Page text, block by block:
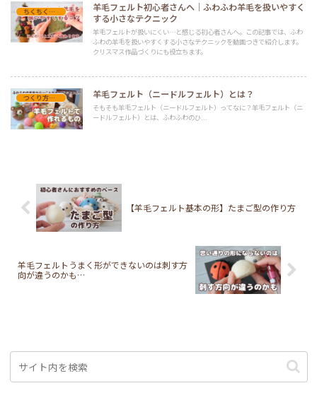
ちくちくのヒント（テクニック系）
羊毛フェルト初心者さんへ｜ふわふわ羊毛を扱いやすく
する小さなテクニック
羊毛フェルトが扱いにくい…と感じる初心者さんへ。この記事では、ふわ
ふわの羊毛を扱いやすくする小さなテクニックを動画つきで紹介します。
クリスマス作品づくりにも役立ちます。
つくり方・コツ 羊毛フェルト（ニードルフェルト）とは？
そもそも羊毛フェルト（ニードルフェルト）ってなに？羊毛フェルト（ニ
ードルフェルト）とは、ふわふわのひ...
【羊毛フェルト基本の形】たまご型の作り方
羊毛フェルトうまく形ができないのは刺す方
向が違うのかも…